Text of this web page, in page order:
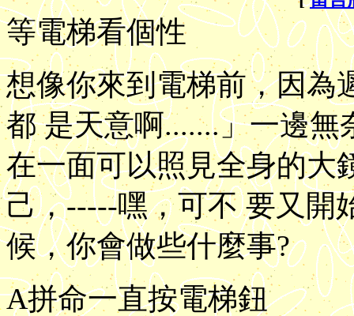
等電梯看個性
想像你來到電梯前，因為
都 是天意啊.......」一邊
在一面可以照見全身的大
己，-----嘿，可不 要又開
候，你會做些什麼事?
A拼命一直按電梯鈕